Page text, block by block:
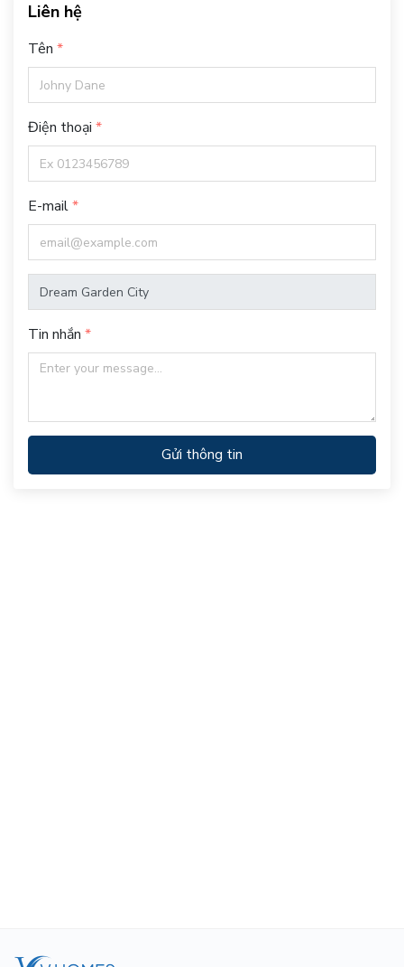
Liên hệ
Tên
Điện thoại
E-mail
Tin nhắn
Gửi thông tin